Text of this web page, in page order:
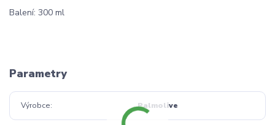
Balení: 300 ml
Parametry
Výrobce Palmolive